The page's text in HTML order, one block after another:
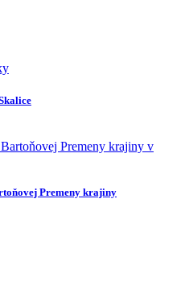
Premeny krajiny